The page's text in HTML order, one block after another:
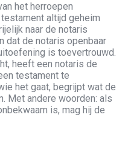
het herroepen
altijd geheim
naar de notaris
dat de notaris openbaar
is toevertrouwd.
heeft een notaris de
testament te
het gaat, begrijpt wat de
Met andere woorden: als
is, mag hij de